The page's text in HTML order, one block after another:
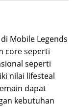
Mobile Legends
core seperti
seperti
nilai lifesteal
dapat
kebutuhan